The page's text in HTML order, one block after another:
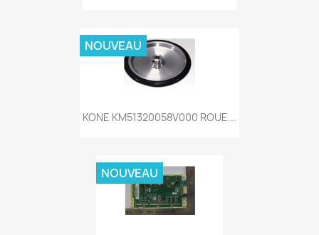
KONE KM51320058V000 ROUE...
NOUVEAU
NOUVEAU